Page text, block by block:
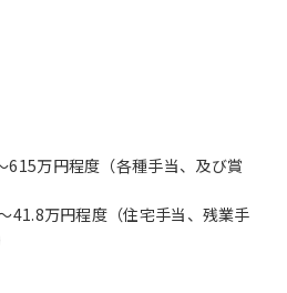
615万円程度（各種手当、及び賞
41.8万円程度（住宅手当、残業手